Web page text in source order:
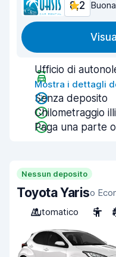
8,2 Buona
Ufficio di
Mostra i dettagli
Senza deposito
Chilometraggio
Paga una parte
Nessun deposito
Toyota Yariso
Automatico
5